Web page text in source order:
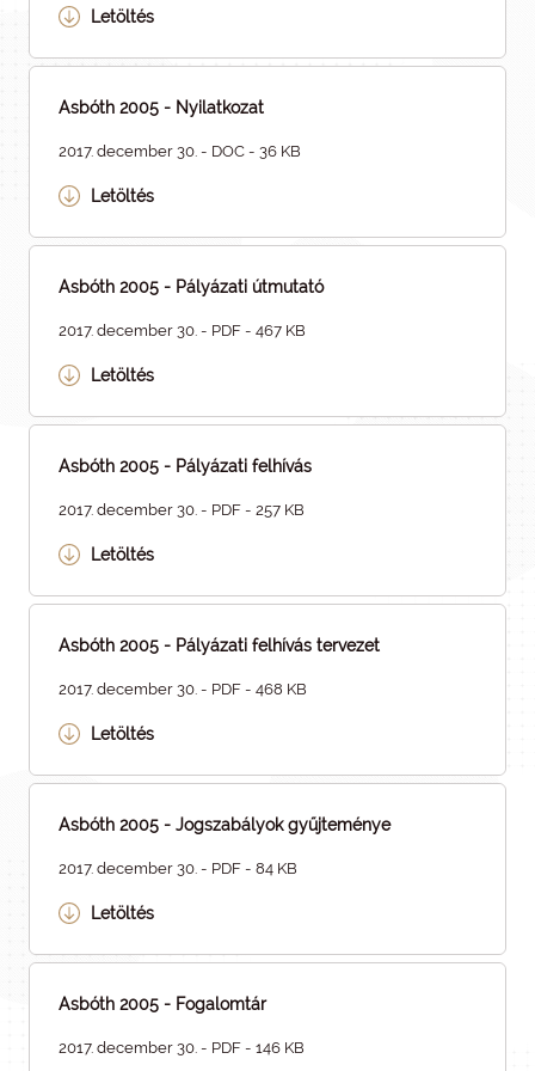
Letöltés
Asbóth 2005 - Nyilatkozat
2017. december 30. - DOC - 36 KB
Letöltés
Asbóth 2005 - Pályázati útmutató
2017. december 30. - PDF - 467 KB
Letöltés
Asbóth 2005 - Pályázati felhívás
2017. december 30. - PDF - 257 KB
Letöltés
Asbóth 2005 - Pályázati felhívás tervezet
2017. december 30. - PDF - 468 KB
Letöltés
Asbóth 2005 - Jogszabályok gyűjteménye
2017. december 30. - PDF - 84 KB
Letöltés
Asbóth 2005 - Fogalomtár
2017. december 30. - PDF - 146 KB